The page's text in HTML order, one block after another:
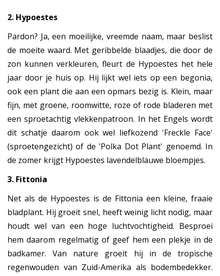
2. Hypoestes
Pardon? Ja, een moeilijke, vreemde naam, maar beslist
de moeite waard. Met geribbelde blaadjes, die door de
zon kunnen verkleuren, fleurt de Hypoestes het hele
jaar door je huis op. Hij lijkt wel iets op een begonia,
ook een plant die aan een opmars bezig is. Klein, maar
fijn, met groene, roomwitte, roze of rode bladeren met
een sproetachtig vlekkenpatroon. In het Engels wordt
dit schatje daarom ook wel liefkozend 'Freckle Face'
(sproetengezicht) of de 'Polka Dot Plant' genoemd. In
de zomer krijgt Hypoestes lavendelblauwe bloempjes.
3. Fittonia
Net als de Hypoestes is de Fittonia een kleine, fraaie
bladplant. Hij groeit snel, heeft weinig licht nodig, maar
houdt wel van een hoge luchtvochtigheid. Besproei
hem daarom regelmatig of geef hem een plekje in de
badkamer. Van nature groeit hij in de tropische
regenwouden van Zuid-Amerika als bodembedekker.